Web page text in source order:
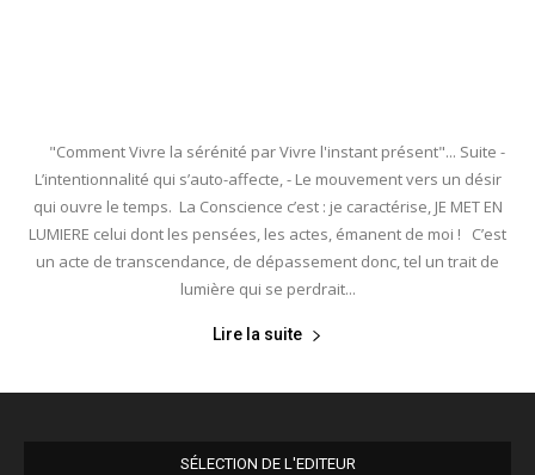
"Comment Vivre la sérénité par Vivre l'instant présent"... Suite -
L’intentionnalité qui s’auto-affecte, - Le mouvement vers un désir
qui ouvre le temps. La Conscience c’est : je caractérise, JE MET EN
LUMIERE celui dont les pensées, les actes, émanent de moi ! C’est
un acte de transcendance, de dépassement donc, tel un trait de
lumière qui se perdrait...
Lire la suite
SÉLECTION DE L'EDITEUR